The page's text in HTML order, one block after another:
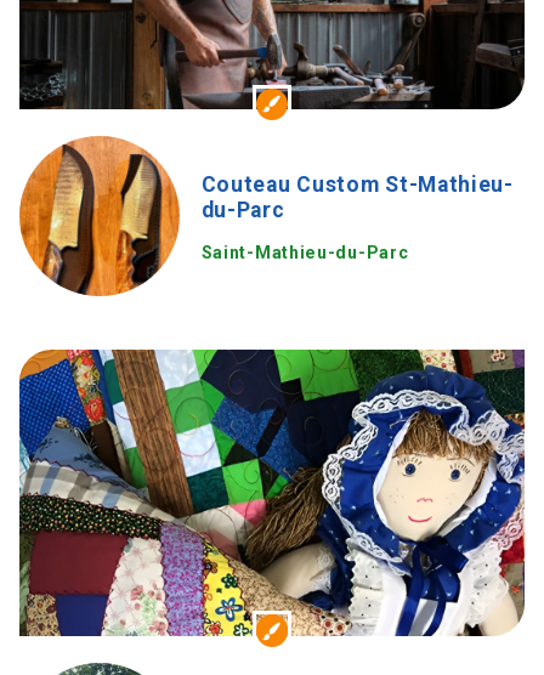
Couteau Custom St-Mathieu-
du-Parc
Saint-Mathieu-du-Parc